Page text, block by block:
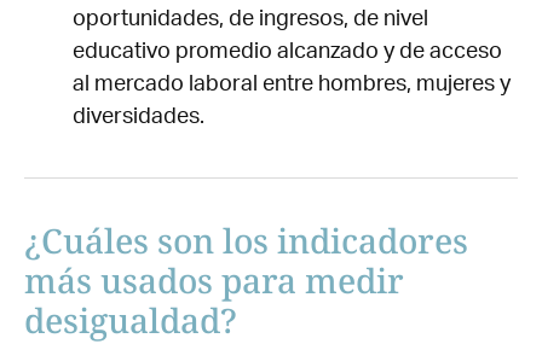
oportunidades, de ingresos, de nivel
educativo promedio alcanzado y de acceso
al mercado laboral entre hombres, mujeres y
diversidades.
¿Cuáles son los indicadores
más usados para medir
desigualdad?